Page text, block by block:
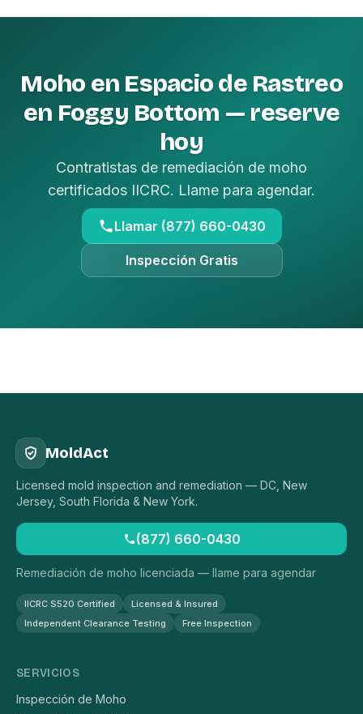
Moho en Espacio de Rastreo
en Foggy Bottom — reserve
hoy
Contratistas de remediación de moho
certificados IICRC. Llame para agendar.
Llamar (877) 660-0430
Inspección Gratis
MoldAct
Licensed mold inspection and remediation — DC, New
Jersey, South Florida & New York.
(877) 660-0430
Remediación de moho licenciada — llame para agendar
IICRC S520 Certified
Licensed & Insured
Independent Clearance Testing
Free Inspection
SERVICIOS
Inspección de Moho